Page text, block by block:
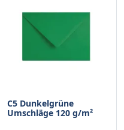
C5 Dunkelgrüne
Umschläge 120 g/m²